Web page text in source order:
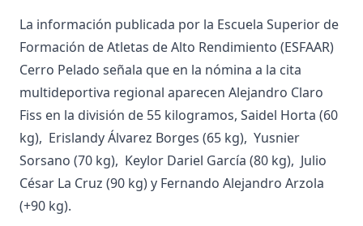
La información publicada por la Escuela Superior de
Formación de Atletas de Alto Rendimiento (ESFAAR)
Cerro Pelado señala que en la nómina a la cita
multideportiva regional aparecen Alejandro Claro
Fiss en la división de 55 kilogramos, Saidel Horta (60
kg), Erislandy Álvarez Borges (65 kg), Yusnier
Sorsano (70 kg), Keylor Dariel García (80 kg), Julio
César La Cruz (90 kg) y Fernando Alejandro Arzola
(+90 kg).